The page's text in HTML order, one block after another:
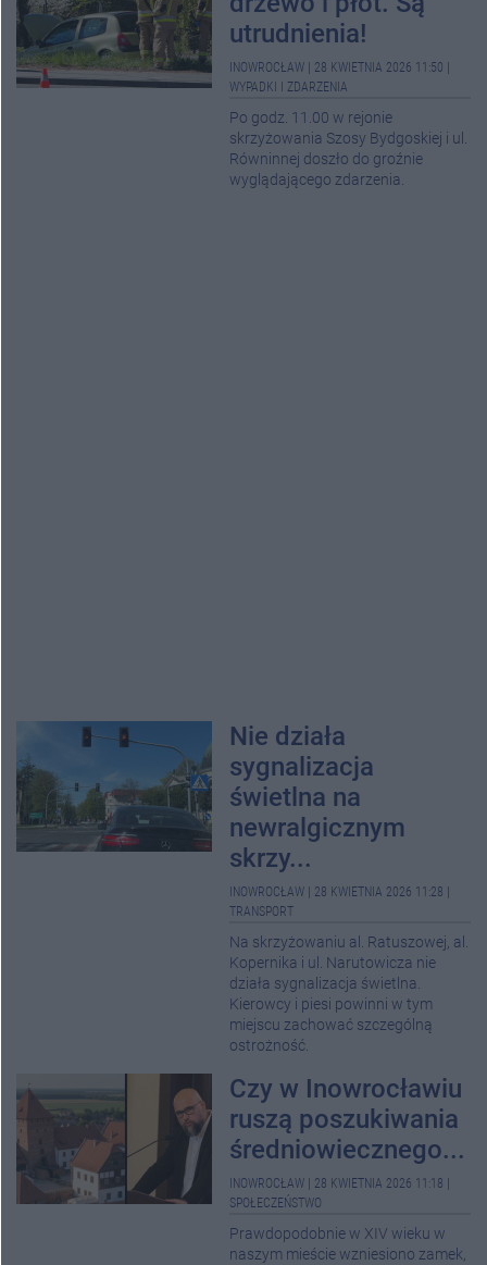
utrudnienia!
INOWROCŁAW 28 KWIETNIA 2026 11:50
WYPADKI I ZDARZENIA
Po godz. 11.00 w rejonie
skrzyżowania Szosy Bydgoskiej i ul.
Równinnej doszło do groźnie
wyglądającego zdarzenia.
Nie działa
sygnalizacja
świetlna na
newralgicznym
skrzy...
INOWROCŁAW 28 KWIETNIA 2026 11:28
TRANSPORT
Na skrzyżowaniu al. Ratuszowej, al.
Kopernika i ul. Narutowicza nie
działa sygnalizacja świetlna.
Kierowcy i piesi powinni w tym
miejscu zachować szczególną
ostrożność.
Czy w Inowrocławiu
ruszą poszukiwania
średniowiecznego...
INOWROCŁAW 28 KWIETNIA 2026 11:18
SPOŁECZEŃSTWO
Prawdopodobnie w XIV wieku w
naszym mieście wzniesiono zamek,